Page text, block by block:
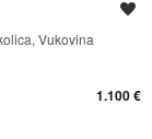
Vukovina
1.100 €